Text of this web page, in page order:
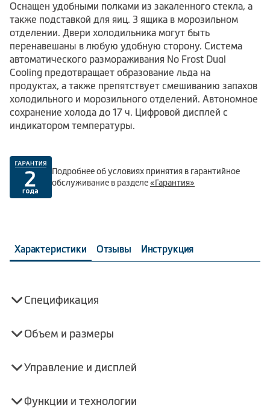
Оснащен удобными полками из закаленного стекла, а
также подставкой для яиц. 3 ящика в морозильном
отделении. Двери холодильника могут быть
перенавешаны в любую удобную сторону. Система
автоматического размораживания No Frost Dual
Cooling предотвращает образование льда на
продуктах, а также препятствует смешиванию запахов
холодильного и морозильного отделений. Автономное
сохранение холода до 17 ч. Цифровой дисплей с
индикатором температуры.
Подробнее об условиях принятия в гарантийное
обслуживание в разделе«Гарантия»
Характеристики Отзывы Инструкция
Спецификация
Объем и размеры
Управление и дисплей
Функции и технологии